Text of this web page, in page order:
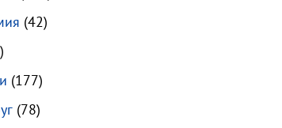
(42)
(177)
(78)